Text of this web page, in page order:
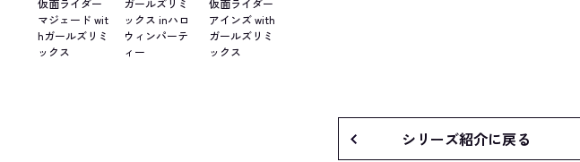
マジェード wit
hガールズリミ
ックス
ックス inハロ
ウィンパーテ
ィー
アインズ with
ガールズリミ
ックス
シリーズ紹介に戻る